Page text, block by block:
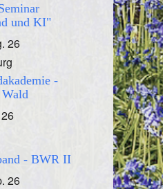
und KI"
26
-
- BWR II
26